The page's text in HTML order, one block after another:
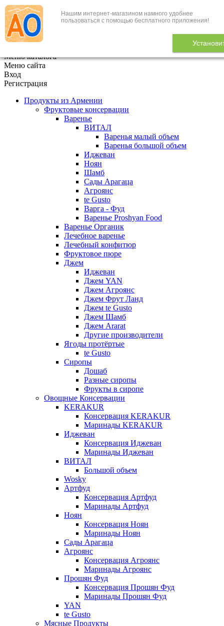
Нашим интернет-магазином намного удобнее
пользоваться с помощью бесплатного приложения!
+7 (495) 646-888-1
В корзине 0
Меню каталога
Меню сайта
Вход
Регистрация
Продукты из Армении
Фруктовые консервации
Варенье
ВИТАЛ
Варенья малый объем
Варенья большой объем
Иджеван
Ноян
Шамб
Сады Арагаца
Агроянс
te Gusto
Варга - Фуд
Варенье Proshyan Food
Варенье Органик
Лечебное варенье
Лечебный конфитюр
Фруктовое пюре
Джем
Иджеван
Джем YAN
Джем Агроянс
Джем Фрут Ланд
Джем te Gusto
Джем Шамб
Джем Ararat
Другие производители
Ягоды протёртые
te Gusto
Сиропы
Дошаб
Разные сиропы
Фрукты в сиропе
Овощные Консервации
KERAKUR
Консервация KERAKUR
Маринады KERAKUR
Иджеван
Консервация Иджеван
Маринады Иджеван
ВИТАЛ
Большой объем
Wosky
Артфуд
Консервация Артфуд
Маринады Артфуд
Ноян
Консервация Ноян
Маринады Ноян
Сады Арагаца
Агроянс
Консервация Агроянс
Маринады Агроянс
Прошян Фуд
Консервация Прошян Фуд
Маринады Прошян Фуд
YAN
te Gusto
Мясные Продукты